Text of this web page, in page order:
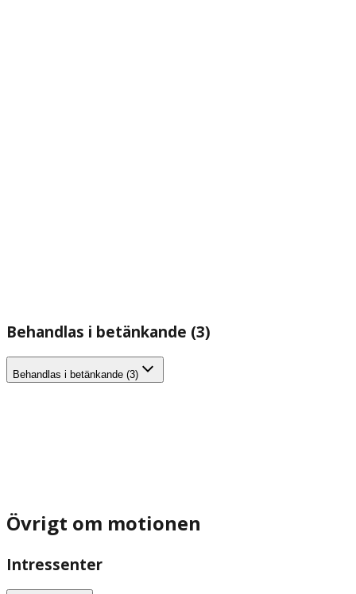
Behandlas i betänkande (3)
Behandlas i betänkande (3)
Övrigt om motionen
Intressenter